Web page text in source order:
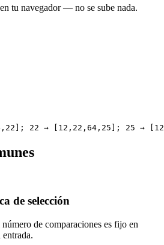
tu navegador — no se sube nada.
22 → [12,22,64,25]; 25 →
de selección
de comparaciones es fijo en